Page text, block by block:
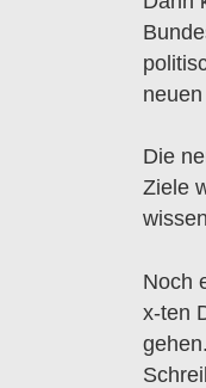
Die
Ziele
Noch
x-ten